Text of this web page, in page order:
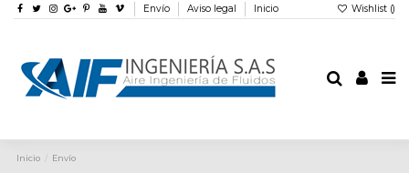
Envío Aviso legal Inicio Wishlist ()
Inicio Envío